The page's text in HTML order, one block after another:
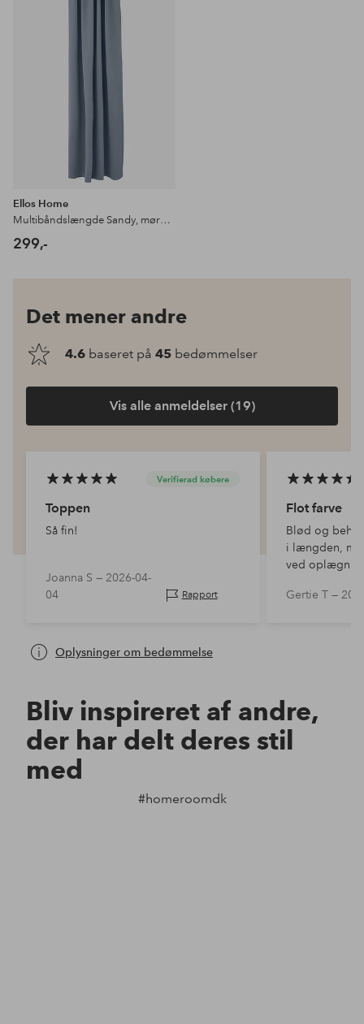
Ellos Home
Multibåndslængde Sandy, mørklæggende, 1 stk.
299,-
Det mener andre
4.6 baseret på 45 bedømmelser
Vis alle anmeldelser (19)
Verifierad købere
Toppen
Så fin!
Joanna S — 2026-04-
04
Rapport
Flot farve
Blød og
i længden,
ved
Gertie T —
Oplysninger om bedømmelse
Bliv inspireret af andre,
der har delt deres stil
med
#homeroomdk